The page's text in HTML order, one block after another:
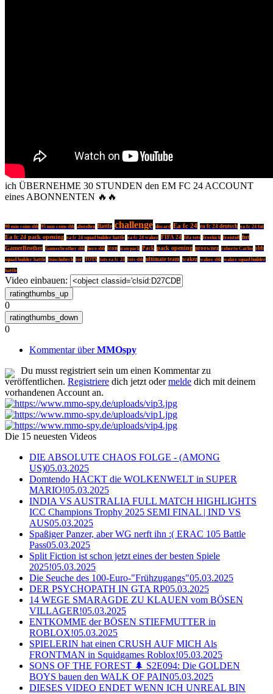
ich ÜBERNEHME 30 STUNDEN den EM FC 24 ACCOUNT
eines ABONNENTEN 🔥🔥
90 mio coins sbb 95 mio coins sbb abstoßen Battle challenge discard Ea fc 24 ea fc 24 deutsch ea fc 24 fut
Ea fc 24 pack opening ea fc 24 squad builder battle ea fc 24 wakez FIFA 24 fifa tots freekick freistoß fut
GamerBrother Gamerbrother sbb hero sbb icon icon pack Pack pack opening proownez roberto Carlos sbb
squad builder battle tisischubech tor TOTS tots ea fc 24 tots sbb ultimate team wakez wakez sbb wakez squad builder
battle
Video einbauen:
0
0
Kommentar überMMOspy
Du musst registriert sein um einen Kommentar zu
veröffentlichen. Registriere dich jetzt odermelde dich mit deinem
vorhandenen Account an.
Die 15 neuesten Videos
DIE ABSOLUTE CHAOS FOLGE - (AMONG
US)05.03.2025
Domtendo HACKT die WOLKENWELT in SUPER
MARIO!05.03.2025
INDIA VS AUSTRALIA FULL MATCH HIGHLIGHTS
ICC Champions Trophy 2025 SEMI FINAL | IND VS
AUS05.03.2025
Spaßiger Panzer, aber WG nerft ihn :( ERAC 105 Battle
Pass05.03.2025
Split Fiction ist schon jetzt eines der besten Spiele
2025!05.03.2025
Die Seuche des 100-Euro-"Frühzugangs"05.03.2025
DER PSYCHOPATH IN GTA RP05.03.2025
14 WEGE SMARAGDE ZU KLAUEN vom BÖSEN
VILLAGER!05.03.2025
ENTKOMME der BÖSEN STIEFMUTTER in
ROBLOX!05.03.2025
SPIELERIN hat einen CRUSH AUF MICH Als
FRONTMAN in Squidgames Roblox!05.03.2025
SONS OF THE FOREST 🌲 S2E094: Die GOLDEN
BOYS bauen den WALK OF PAIN05.03.2025
DIESES VIDEO ENDET WENN ICH UNREAL BIN